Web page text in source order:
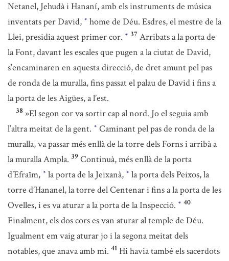
Netanel, Jehudà i Hananí, amb els instruments de música
inventats per David, * home de Déu. Esdres, el mestre de la
Llei, presidia aquest primer cor. * 37 Arribats a la porta de
la Font, davant les escales que pugen a la ciutat de David,
s’encaminaren en aquesta direcció, de dret amunt pel pas
de ronda de la muralla, fins passat el palau de David i fins a
la porta de les Aigües, a l’est.
38 »El segon cor va sortir cap al nord. Jo el seguia amb
l’altra meitat de la gent. * Caminant pel pas de ronda de la
muralla, va passar més enllà de la torre dels Forns i arribà a
la muralla Ampla. 39 Continuà, més enllà de la porta
d’Efraïm, * la porta de la Jeixanà, * la porta dels Peixos, la
torre d’Hananel, la torre del Centenar i fins a la porta de les
Ovelles, i es va aturar a la porta de la Inspecció. * 40
Finalment, els dos cors es van aturar al temple de Déu.
Igualment em vaig aturar jo i la segona meitat dels
notables, que anava amb mi. 41 Hi havia també els sacerdots